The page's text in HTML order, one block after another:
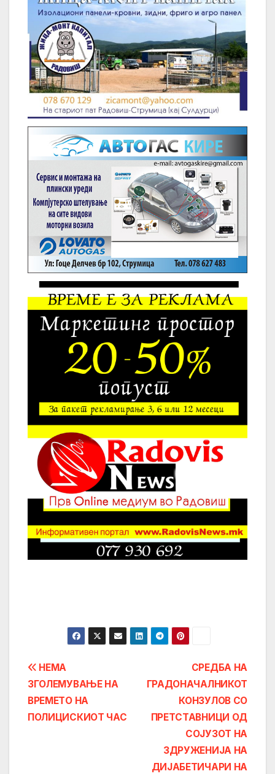
Post
navigation
СРЕДБА НА
ГРАДОНАЧАЛНИКОТ
КОНЗУЛОВ СО
ПРЕТСТАВНИЦИ ОД
СОЈУЗОТ НА
ЗДРУЖЕНИЈА НА
ДИЈАБЕТИЧАРИ НА
НЕМА
ЗГОЛЕМУВАЊЕ НА
ВРЕМЕТО НА
ПОЛИЦИСКИОТ ЧАС